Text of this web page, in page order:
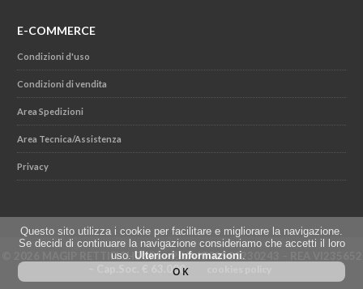
E-COMMERCE
Condizioni d'uso
Condizioni di vendita
Area Spedizioni
Area Tecnica/Assistenza
Privacy
© 2026 MAGIP RETTIFICHE SRL - P.IVA IT02501230243 – REA VI235652
– Cap.Soc. € 63.000
Questo sito utilizza i cookie per facilitare e migliorare la navigazione.
Se decidi di continuare la navigazione consideriamo che accetti il loro
uso. Ulteriori Informazioni.